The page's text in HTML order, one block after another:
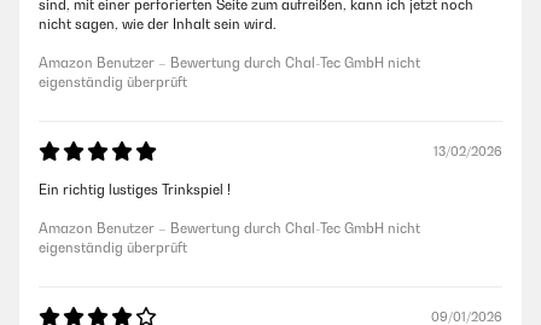
sind, mit einer perforierten Seite zum aufreißen, kann ich jetzt noch
nicht sagen, wie der Inhalt sein wird.
Amazon Benutzer – Bewertung durch Chal-Tec GmbH nicht
eigenständig überprüft
13/02/2026
Ein richtig lustiges Trinkspiel !
Amazon Benutzer – Bewertung durch Chal-Tec GmbH nicht
eigenständig überprüft
09/01/2026